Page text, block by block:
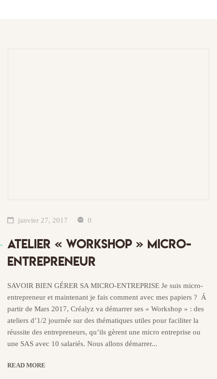
janvier 27, 2017 0
ATELIER « WORKSHOP » MICRO-
ENTREPRENEUR
SAVOIR BIEN GÉRER SA MICRO-ENTREPRISE Je suis micro-
entrepreneur et maintenant je fais comment avec mes papiers ? Á
partir de Mars 2017, Créalyz va démarrer ses « Workshop » : des
ateliers d’1/2 journée sur des thématiques utiles pour faciliter la
réussite des entrepreneurs, qu’ils gèrent une micro entreprise ou
une SAS avec 10 salariés. Nous allons démarrer...
READ MORE